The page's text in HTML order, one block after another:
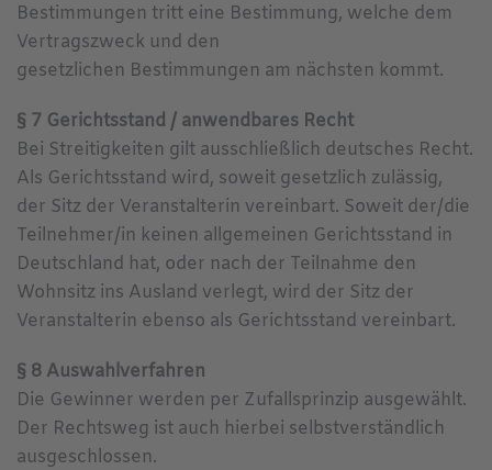
Bestimmungen tritt eine Bestimmung, welche dem
Vertragszweck und den
gesetzlichen Bestimmungen am nächsten kommt.
§ 7 Gerichtsstand / anwendbares Recht
Bei Streitigkeiten gilt ausschließlich deutsches Recht.
Als Gerichtsstand wird, soweit gesetzlich zulässig,
der Sitz der Veranstalterin vereinbart. Soweit der/die
Teilnehmer/in keinen allgemeinen Gerichtsstand in
Deutschland hat, oder nach der Teilnahme den
Wohnsitz ins Ausland verlegt, wird der Sitz der
Veranstalterin ebenso als Gerichtsstand vereinbart.
§ 8 Auswahlverfahren
Die Gewinner werden per Zufallsprinzip ausgewählt.
Der Rechtsweg ist auch hierbei selbstverständlich
ausgeschlossen.